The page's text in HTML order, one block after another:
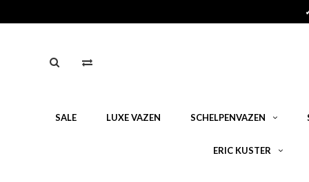
SALE LUXE VAZEN SCHELPENVAZEN
ERIC KUSTER